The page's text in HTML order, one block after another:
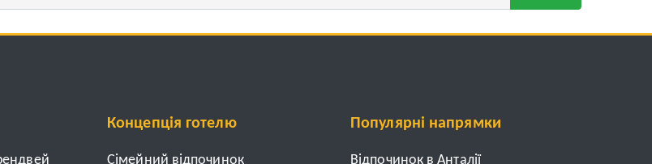
Концепція готелю
Cімейний відпочинок
Популярні напрямки
Відпочинок в Анталії